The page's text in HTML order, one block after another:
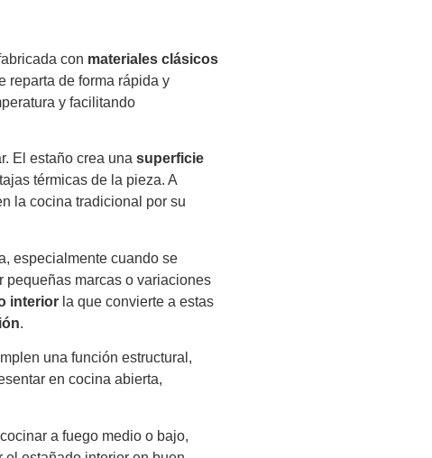
con materiales clásicos
reparta de forma rápida y
y facilitando
El estaño crea una superficie
térmicas de la pieza. A
la cocina tradicional por su
especialmente cuando se
pequeñas marcas o variaciones
interior la que convierte a estas
.
una función estructural,
en cocina abierta,
a fuego medio o bajo,